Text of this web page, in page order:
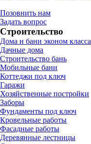
Позовнить нам
Задать вопрос
Строительство
Дома и бани эконом класса
Дачные дома
Строительство бань
Мобильные бани
Коттеджи под ключ
Гаражи
Хозяйственные постройки
Заборы
Фундаменты под ключ
Кровельные работы
Фасадные работы
Деревянные лестницы